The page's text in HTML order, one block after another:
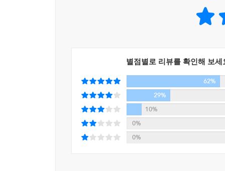
별점별로 리뷰를 확인해 보세
62%
29%
10%
0%
0%